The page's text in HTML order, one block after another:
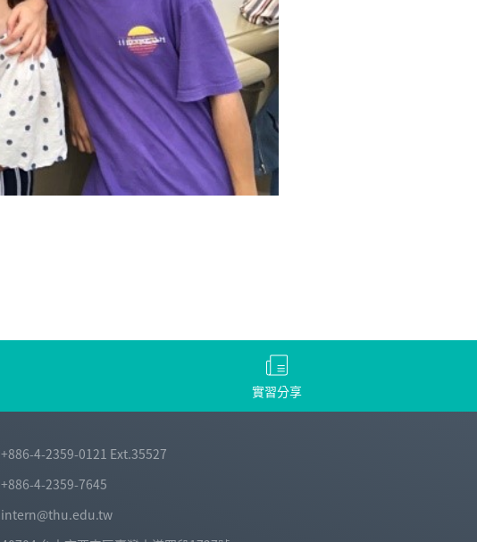
實習分享
+886-4-2359-0121 Ext.35527
+886-4-2359-7645
intern@thu.edu.tw